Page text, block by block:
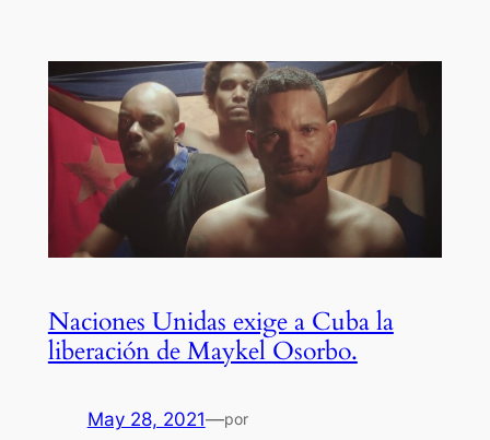
Naciones Unidas exige a Cuba la
liberación de Maykel Osorbo.
May 28, 2021—por